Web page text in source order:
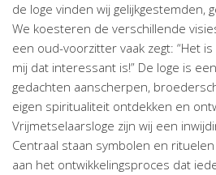
de loge vinden wij gelijkgestemden,
We koesteren de verschillende
een oud-voorzitter vaak zegt: “Het
mij dat interessant is!” De loge is
gedachten aanscherpen,
eigen spiritualiteit ontdekken en
Vrijmetselaarsloge zijn wij een
Centraal staan symbolen en
aan het ontwikkelingsproces dat